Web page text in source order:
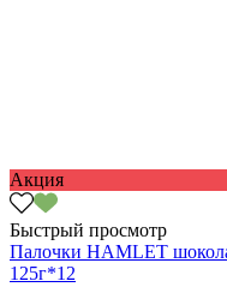
Акция
Быстрый просмотр
Палочки HAMLET
125г*12